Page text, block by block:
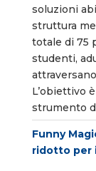
soluzioni
struttura
totale di 75
studenti,
L’obiettivo
strumento
Funny
ridotto per